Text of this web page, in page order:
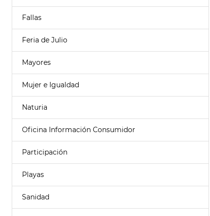
Fallas
Feria de Julio
Mayores
Mujer e Igualdad
Naturia
Oficina Información Consumidor
Participación
Playas
Sanidad